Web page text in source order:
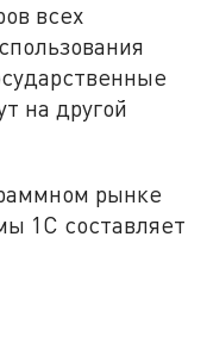
всех
на другой
рынке
1С составляет